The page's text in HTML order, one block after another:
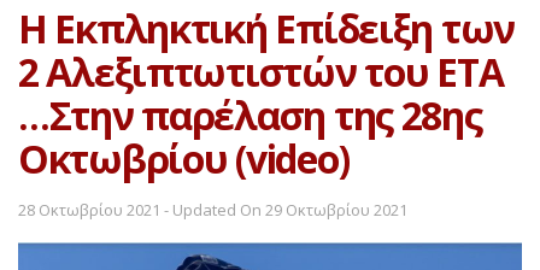
Η Εκπληκτική Επίδειξη των
2 Αλεξιπτωτιστών του ΕΤΑ
…Στην παρέλαση της 28ης
Οκτωβρίου (video)
28 Οκτωβρίου 2021 - Updated On 29 Οκτωβρίου 2021